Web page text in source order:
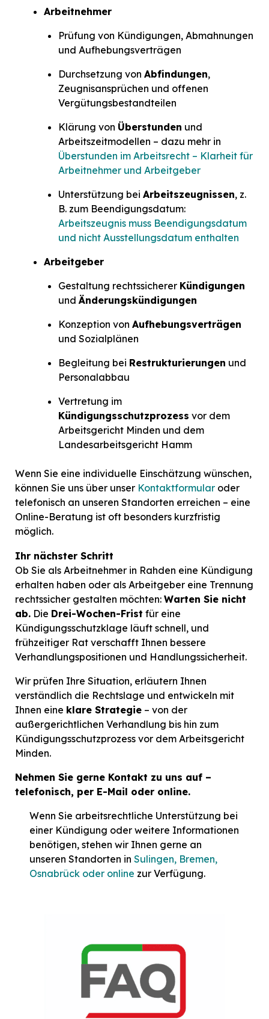
Arbeitnehmer
Prüfung von Kündigungen, Abmahnungen
und Aufhebungsverträgen
Durchsetzung von Abfindungen,
Zeugnisansprüchen und offenen
Vergütungsbestandteilen
Klärung von Überstunden und
Arbeitszeitmodellen – dazu mehr in
Überstunden im Arbeitsrecht – Klarheit für
Arbeitnehmer und Arbeitgeber
Unterstützung bei Arbeitszeugnissen, z.
B. zum Beendigungsdatum:
Arbeitszeugnis muss Beendigungsdatum
und nicht Ausstellungsdatum enthalten
Arbeitgeber
Gestaltung rechtssicherer Kündigungen
und Änderungskündigungen
Konzeption von Aufhebungsverträgen
und Sozialplänen
Begleitung bei Restrukturierungen und
Personalabbau
Vertretung im
Kündigungsschutzprozess vor dem
Arbeitsgericht Minden und dem
Landesarbeitsgericht Hamm
Wenn Sie eine individuelle Einschätzung wünschen,
können Sie uns über unser Kontaktformular oder
telefonisch an unseren Standorten erreichen – eine
Online-Beratung ist oft besonders kurzfristig
möglich.
Ihr nächster Schritt
Ob Sie als Arbeitnehmer in Rahden eine Kündigung
erhalten haben oder als Arbeitgeber eine Trennung
rechtssicher gestalten möchten: Warten Sie nicht
ab. Die Drei-Wochen-Frist für eine
Kündigungsschutzklage läuft schnell, und
frühzeitiger Rat verschafft Ihnen bessere
Verhandlungspositionen und Handlungssicherheit.
Wir prüfen Ihre Situation, erläutern Ihnen
verständlich die Rechtslage und entwickeln mit
Ihnen eine klare Strategie – von der
außergerichtlichen Verhandlung bis hin zum
Kündigungsschutzprozess vor dem Arbeitsgericht
Minden.
Nehmen Sie gerne Kontakt zu uns auf –
telefonisch, per E-Mail oder online.
Wenn Sie arbeitsrechtliche Unterstützung bei
einer Kündigung oder weitere Informationen
benötigen, stehen wir Ihnen gerne an
unseren Standorten in Sulingen, Bremen,
Osnabrück oder online zur Verfügung.